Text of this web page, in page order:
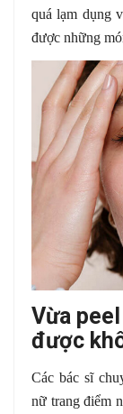
quá lạm dụng
được những
Vừa
được
Các bác sĩ
nữ trang điểm